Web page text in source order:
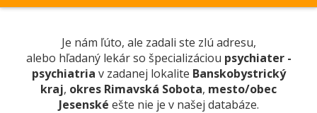
Je nám ľúto, ale zadali ste zlú adresu,
alebo hľadaný lekár so špecializáciou psychiater -
psychiatria v zadanej lokalite Banskobystrický
kraj, okres Rimavská Sobota, mesto/obec
Jesenské ešte nie je v našej databáze.